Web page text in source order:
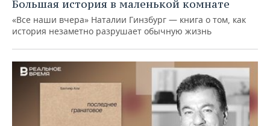
Большая история в маленькой комнате
«Все наши вчера» Наталии Гинзбург — книга о том, как
история незаметно разрушает обычную жизнь